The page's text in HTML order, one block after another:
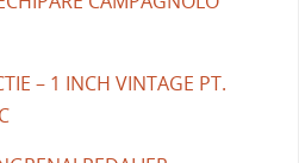
– 1 INCH VINTAGE PT.